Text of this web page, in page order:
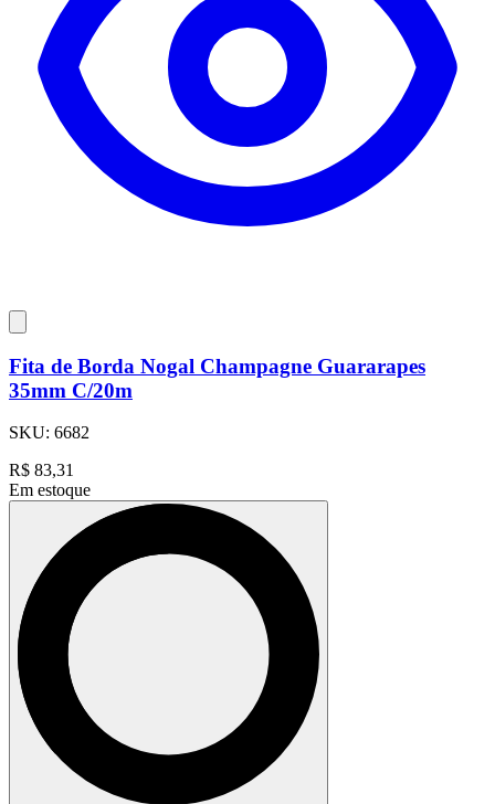
Fita de Borda Nogal Champagne Guararapes
35mm C/20m
SKU: 6682
R$ 83,31
Em estoque